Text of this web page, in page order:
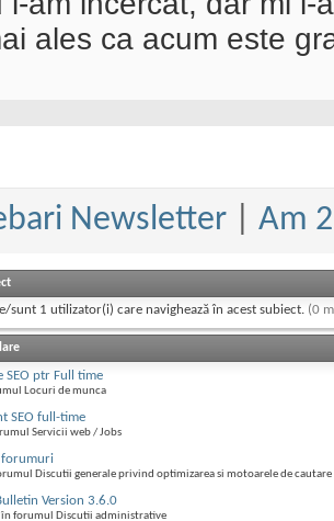
ales ca acum este
Newsletter Am
sunt 1 utilizator(i) care navighează în acest subiect. (0
SEO ptr Full time
Locuri de munca
SEO full-time
Servicii web / Jobs
forumuri
Discutii generale privind optimizarea si motoarele de cautare
Version 3.6.0
în forumul Discutii administrative